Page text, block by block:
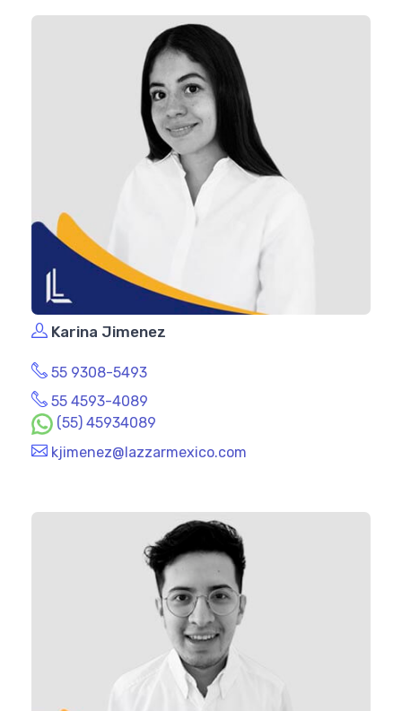
Karina Jimenez
55 9308-5493
55 4593-4089
(55) 45934089
kjimenez@lazzarmexico.com